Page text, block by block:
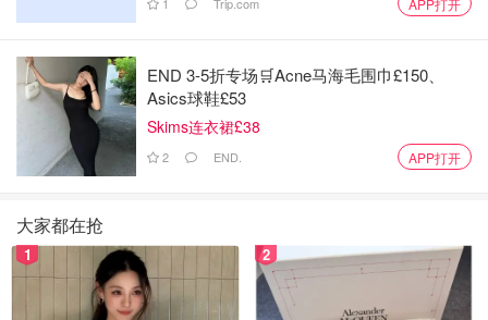
不能搭配的衣服。银色+蛇纹超级亮眼，银色又是金属色里
APP打开
END 3-5折专场🛒Acne马海毛围巾£150、
Asics球鞋£53
Skims连衣裙£38
2 END. APP打开
大家都在抢
1 2